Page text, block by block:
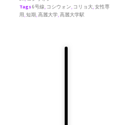
Tags6号線, コシウォン, コリョ大,女性専
用,短期,高麗大学,高麗大学駅